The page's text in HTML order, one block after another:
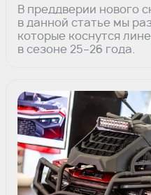
В преддверии нового
в данной статье мы
которые коснутся
в сезоне 25–26 года.